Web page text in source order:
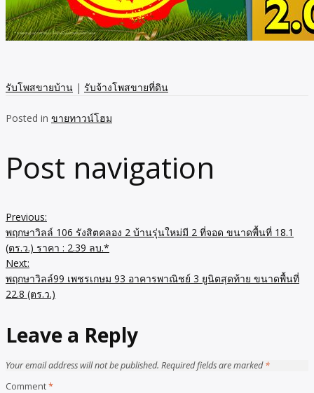
รับโพสขายบ้าน | รับจ้างโพสขายที่ดิน
Posted in ขายทาวน์โฮม
Post navigation
Previous:
พฤกษาวิลล์ 106 รังสิตคลอง 2 บ้านรุ่นใหม่มี 2 ที่จอด ขนาดพื้นที่ 18.1
(ตร.ว.) ราคา : 2.39 ลบ.*
Next:
พฤกษาวิลล์99 เพชรเกษม 93 อาคารพาณิชย์ 3 ยูนิตสุดท้าย ขนาดพื้นที่
22.8 (ตร.ว.)
Leave a Reply
Your email address will not be published. Required fields are marked*
Comment*